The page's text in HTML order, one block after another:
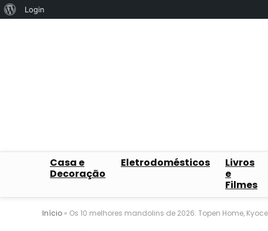
Sobre
Login
Casa e
Decoração
Eletrodomésticos
Livros
e
Filmes
Início » Os 10 melhores mandolins de 2026: Topen Home,